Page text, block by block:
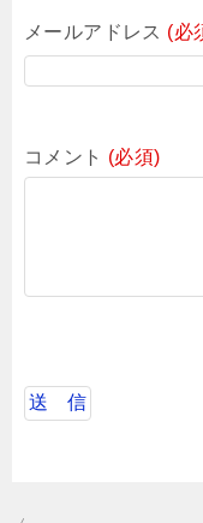
メールアドレス (必
コメント (必須)